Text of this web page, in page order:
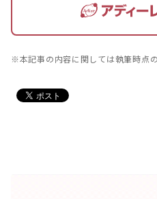
※本記事の内容に関しては執筆時点の